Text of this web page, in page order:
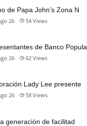
de Papa John’s Zona N
26 54 Views
de Banco Popula
26 62 Views
Lady Lee presente
26 58 Views
generación de facilitad